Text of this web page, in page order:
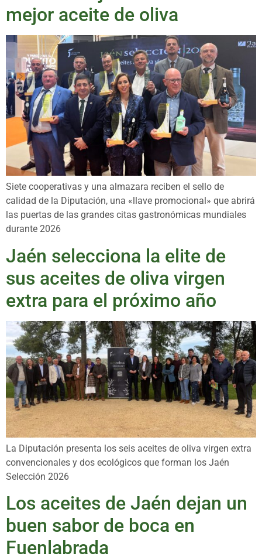
mejor aceite de oliva
Siete cooperativas y una almazara reciben el sello de
calidad de la Diputación, una «llave promocional» que abrirá
las puertas de las grandes citas gastronómicas mundiales
durante 2026
Jaén selecciona la elite de
sus aceites de oliva virgen
extra para el próximo año
La Diputación presenta los seis aceites de oliva virgen extra
convencionales y dos ecológicos que forman los Jaén
Selección 2026
Los aceites de Jaén dejan un
buen sabor de boca en
Fuenlabrada